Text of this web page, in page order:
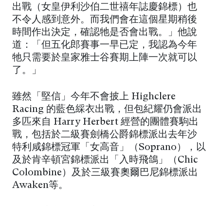
出戰（女皇伊利沙伯二世禧年誌慶錦標）也
不令人感到意外。而我們會在這個星期稍後
時間作出決定，確認牠是否會出戰。」他說
道：「但五化郎賽事一早已定，我認為今年
牠只需要於皇家雅士谷賽期上陣一次就可以
了。」
雖然「堅信」今年不會披上 Highclere
Racing 的藍色綵衣出戰，但包紀耀仍會派出
多匹來自 Harry Herbert 經營的團體賽駒出
戰，包括於二級賽劍橋公爵錦標派出去年沙
特利咸錦標冠軍「女高音」（Soprano），以
及於肯辛頓宮錦標派出「入時飛鴿」（Chic
Colombine）及於三級賽奧爾巴尼錦標派出
Awaken等。